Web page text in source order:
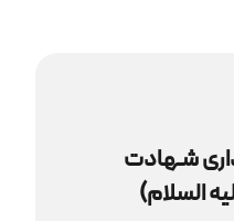
شـهادت
السلام)